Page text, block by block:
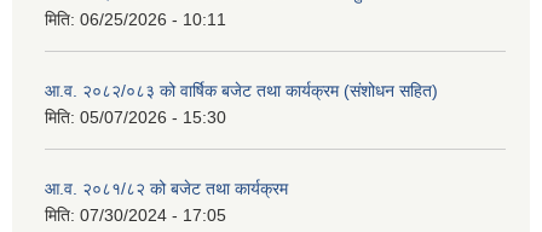
मिति: 06/25/2026 - 10:11
आ.व. २०८२/०८३ को वार्षिक बजेट तथा कार्यक्रम (संशोधन सहित)
मिति: 05/07/2026 - 15:30
आ.व. २०८१/८२ को बजेट तथा कार्यक्रम
मिति: 07/30/2024 - 17:05